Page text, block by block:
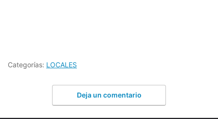
Categorías: LOCALES
Deja un comentario